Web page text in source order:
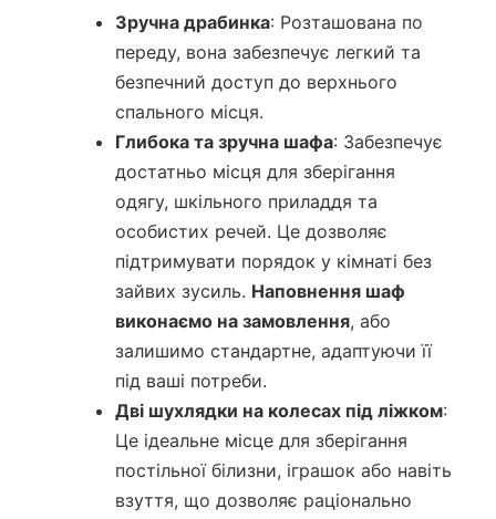
Зручна драбинка: Розташована по
переду, вона забезпечує легкий та
безпечний доступ до верхнього
спального місця.
Глибока та зручна шафа: Забезпечує
достатньо місця для зберігання
одягу, шкільного приладдя та
особистих речей. Це дозволяє
підтримувати порядок у кімнаті без
зайвих зусиль. Наповнення шаф
виконаємо на замовлення, або
залишимо стандартне, адаптуючи її
під ваші потреби.
Дві шухлядки на колесах під ліжком:
Це ідеальне місце для зберігання
постільної білизни, іграшок або навіть
взуття, що дозволяє раціонально